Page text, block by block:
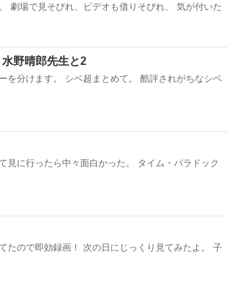
劇場で見そびれ、ビデオも借りそびれ、 気が付いた
野晴郎先生と2
を分けます。 シベ超まとめて。 酷評されがちなシベ
見に行ったら中々面白かった。 タイム・パラドック
たので即効録画！ 次の日にじっくり見てみたよ。 子